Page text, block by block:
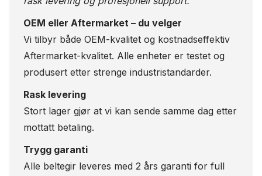
OEM eller Aftermarket – du velger
Vi tilbyr både OEM-kvalitet og kostnadseffektiv
Aftermarket-kvalitet. Alle enheter er testet og
produsert etter strenge industristandarder.
Rask levering
Stort lager gjør at vi kan sende samme dag etter
mottatt betaling.
Trygg garanti
Alle beltegir leveres med 2 års garanti for full